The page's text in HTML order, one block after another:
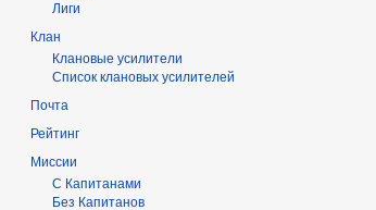
Лиги
Клан
Клановые усилители
Список клановых усилителей
Почта
Рейтинг
Миссии
С Капитанами
Без Капитанов